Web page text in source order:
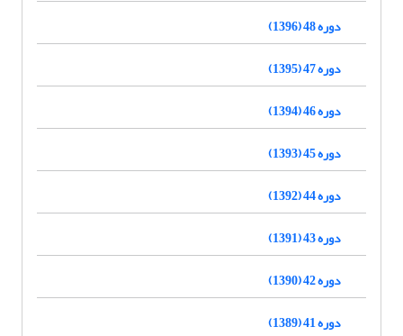
دوره 48 (1396)
دوره 47 (1395)
دوره 46 (1394)
دوره 45 (1393)
دوره 44 (1392)
دوره 43 (1391)
دوره 42 (1390)
دوره 41 (1389)